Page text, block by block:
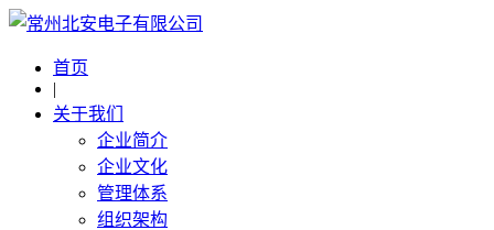
首页
|
关于我们
企业简介
企业文化
管理体系
组织架构